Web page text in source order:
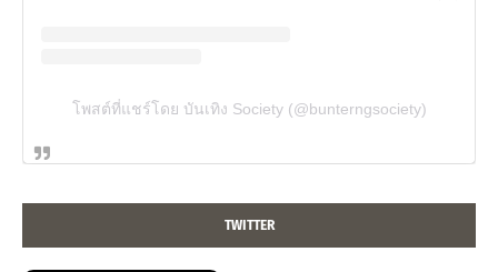
โพสต์ที่แชร์โดย บันเทิง Society (@bunterngsociety)
TWITTER